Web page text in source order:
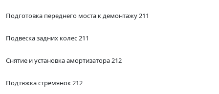
Подготовка переднего моста к демонтажу 211
Подвеска задних колес 211
Снятие и установка амортизатора 212
Подтяжка стремянок 212